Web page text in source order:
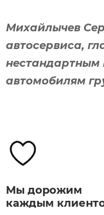
Михайлычев
автосервиса,
нестандартным
автомобилям
Мы дорожим
каждым